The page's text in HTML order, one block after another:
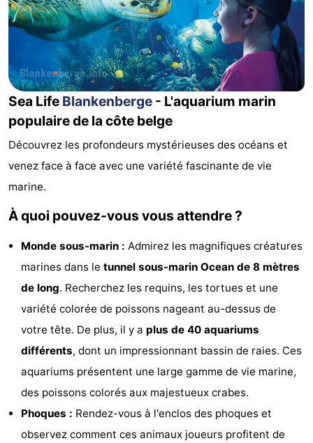
zee
Last
minutes
Plages
Voir
et
Lieux
Musées
-
vue
Fermes
Terrains
de
jeux
Aires
jeux
Parcours
de
Centres
de
Villages
Sea Life Blankenberge - L'aquarium marin
populaire de la côte belge
Découvrez les profondeurs mystérieuses des océans et
venez face à face avec une variété fascinante de vie
marine.
À quoi pouvez-vous vous attendre ?
Monde sous-marin : Admirez les magnifiques créatures
marines dans le tunnel sous-marin Ocean de 8 mètres
de long. Recherchez les requins, les tortues et une
variété colorée de poissons nageant au-dessus de
votre tête. De plus, il y a plus de 40 aquariums
différents, dont un impressionnant bassin de raies. Ces
aquariums présentent une large gamme de vie marine,
des poissons colorés aux majestueux crabes.
Phoques : Rendez-vous à l'enclos des phoques et
observez comment ces animaux joueurs profitent de